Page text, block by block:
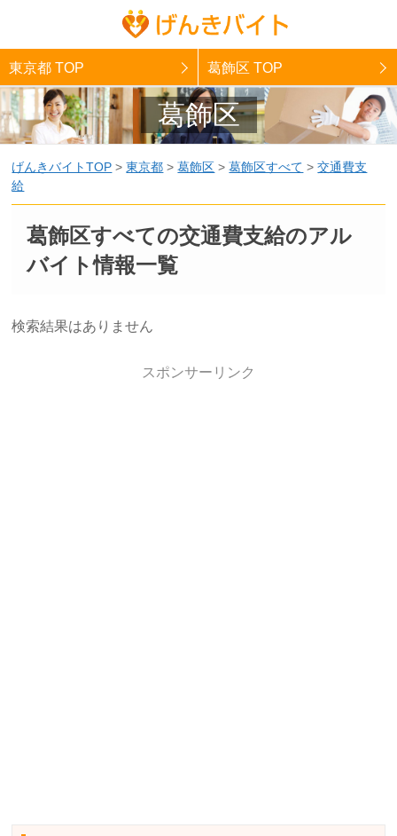
東京都 TOP 葛飾区 TOP
葛飾区
げんきバイトTOP >東京都 >葛飾区 >葛飾区すべて >交通費支
給
葛飾区すべての交通費支給のアル
バイト情報一覧
検索結果はありません
スポンサーリンク